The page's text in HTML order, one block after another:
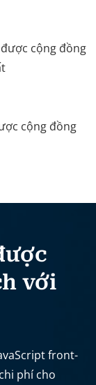
cộng đồng
cộng đồng
với
front-
phí cho